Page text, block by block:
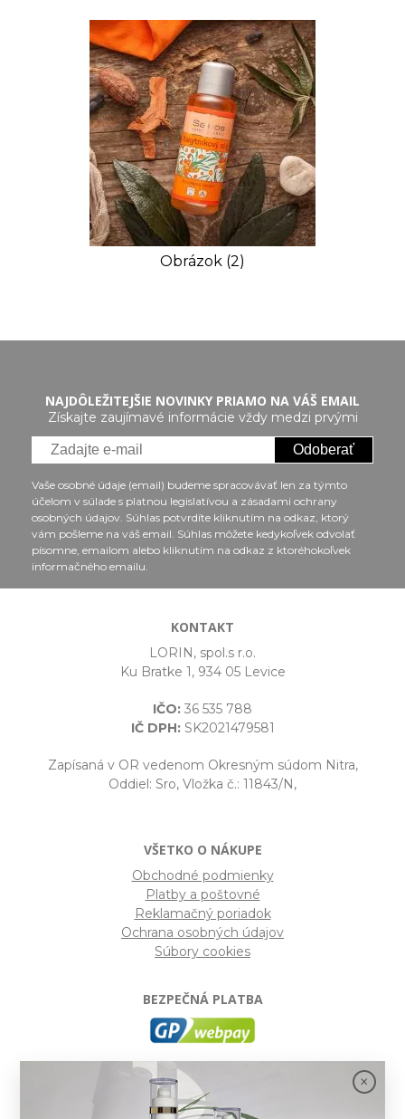
Obrázok (2)
NAJDÔLEŽITEJŠIE NOVINKY PRIAMO NA VÁŠ EMAIL
Získajte zaujímavé informácie vždy medzi prvými
Odoberať
Vaše osobné údaje (email) budeme spracovávať len za týmto
účelom v súlade s platnou legislatívou a zásadami ochrany
osobných údajov. Súhlas potvrdíte kliknutím na odkaz, ktorý
vám pošleme na váš email. Súhlas môžete kedykoľvek odvolať
písomne, emailom alebo kliknutím na odkaz z ktoréhokoľvek
informačného emailu.
KONTAKT
LORIN, spol.s r.o.
Ku Bratke 1, 934 05 Levice
IČO: 36 535 788
IČ DPH:SK2021479581
Zapísaná v OR vedenom Okresným súdom Nitra,
Oddiel: Sro, Vložka č.: 11843/N,
VŠETKO O NÁKUPE
Obchodné podmienky
Platby a poštovné
Reklamačný poriadok
Ochrana osobných údajov
Súbory cookies
BEZPEČNÁ PLATBA
- Moderný a bezpečný systém pre platby
kartou na internete. Je jedným z najpoužívanejších
platobných brán na slovenských e-shopoch. Spĺňa